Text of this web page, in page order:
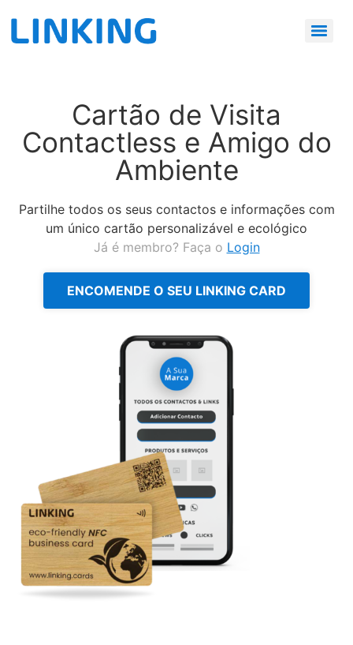
Cartão de Visita
Contactless e Amigo do
Ambiente
Partilhe todos os seus contactos e informações com
um único cartão personalizável e ecológico
Já é membro? Faça o Login
ENCOMENDE O SEU LINKING CARD